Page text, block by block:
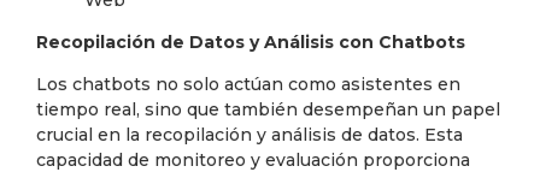
Recopilación de Datos y Análisis con Chatbots
Los chatbots no solo actúan como asistentes en
tiempo real, sino que también desempeñan un papel
crucial en la recopilación y análisis de datos. Esta
capacidad de monitoreo y evaluación proporciona